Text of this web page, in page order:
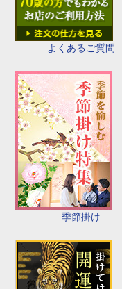
よくあるご質問
季節掛け